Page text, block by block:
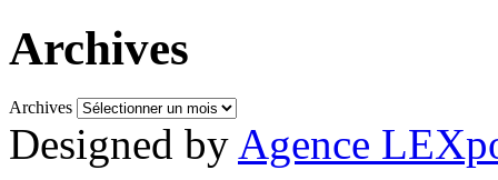
Archives
Archives
Designed by Agence